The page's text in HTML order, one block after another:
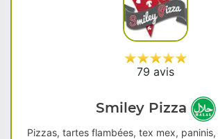
79 avis
Smiley Pizza
Pizzas, tartes flambées, tex mex,